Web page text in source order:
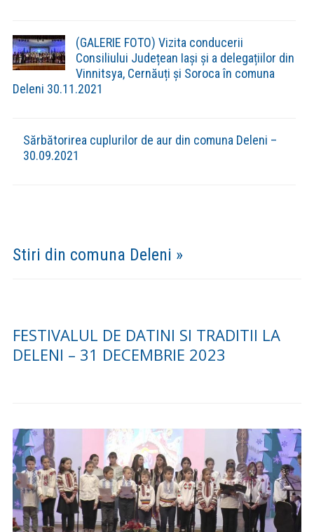
(GALERIE FOTO) Vizita conducerii
Consiliului Județean Iași și a delegațiilor din
Vinnitsya, Cernăuți și Soroca în comuna
Deleni 30.11.2021
Sărbătorirea cuplurilor de aur din comuna Deleni –
30.09.2021
Stiri din comuna Deleni »
FESTIVALUL DE DATINI SI TRADITII LA
DELENI – 31 DECEMBRIE 2023